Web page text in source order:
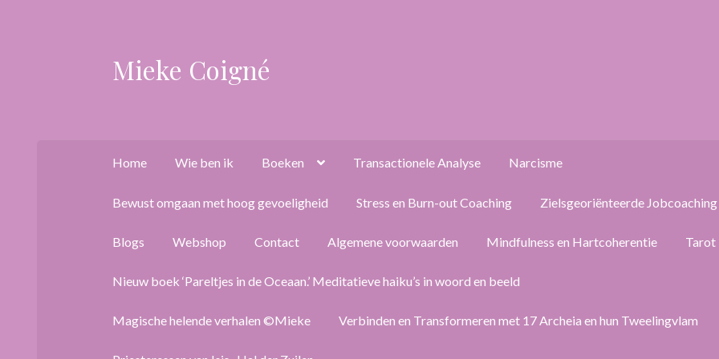
Ga
door
Ga
naar
Mieke Coigné
Home Wie ben ik Boeken Transactionele Analyse Narcisme
Bewust omgaan met hoog gevoeligheid Stress en Burn-out Coaching Zielsgeoriënteerde Jobcoaching
Blogs Webshop Contact Algemene voorwaarden Mindfulness en Hartcoherentie Tarot
Nieuw boek ‘Pareltjes in de Oceaan.’ Meditatieve haiku’s in woord en beeld
Magische helende verhalen ©Mieke Verbinden en Transformeren met 17 Archeia en hun Tweelingvlam